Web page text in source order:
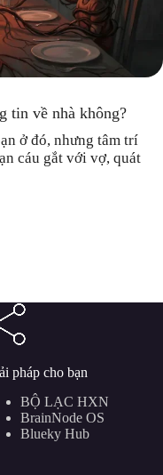
tin về nhà không?
ở đó, nhưng tâm trí
cáu gắt với vợ, quát
pháp cho bạn
BỘ LẠC HXN
BrainNode OS
Blueky Hub